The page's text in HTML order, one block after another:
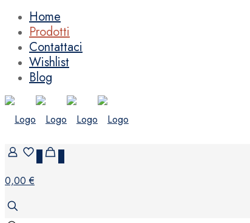
Home
Prodotti
Contattaci
Wishlist
Blog
0,00 €